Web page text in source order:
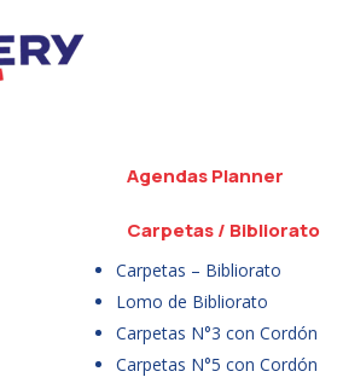
Agendas Planner
Carpetas / Bibliorato
Carpetas – Bibliorato
Lomo de Bibliorato
Carpetas N°3 con Cordón
Carpetas N°5 con Cordón